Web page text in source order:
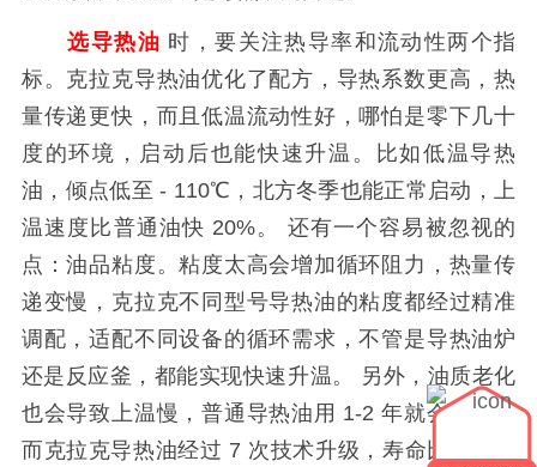
选导热油 时，要关注热导率和流动性两个指
标。克拉克导热油优化了配方，导热系数更高，热
量传递更快，而且低温流动性好，哪怕是零下几十
度的环境，启动后也能快速升温。比如低温导热
油，倾点低至 - 110℃，北方冬季也能正常 启动，上
温速度比普通油快 20%。 还有一个容易被忽视的
点：油品粘度。粘度太高会增加循环阻力，热量传
递变慢，克拉克不同型号导热油的粘度都经过精准
调配，适配不同设备的循环需求，不管是导热油炉
还是反应釜，都能实现快速升温。 另外，油质老化
也会导致上温慢，普通导热油用 1-2 年就会变质，
而克拉克导热油经过 7 次技术升级，寿命比行业平